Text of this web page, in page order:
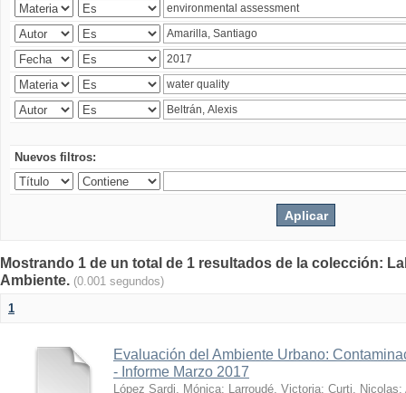
Nuevos filtros:
Mostrando 1 de un total de 1 resultados de la colección:
Ambiente. (0.001 segundos)
1
Evaluación del Ambiente Urbano:
- Informe Marzo 2017
López Sardi, Mónica; Larroudé, Victoria; Curti, Nicolas;